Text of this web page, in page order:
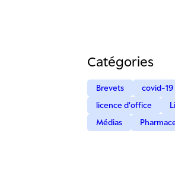
Catégories
Brevets
covid-19
licence d'office
Médias